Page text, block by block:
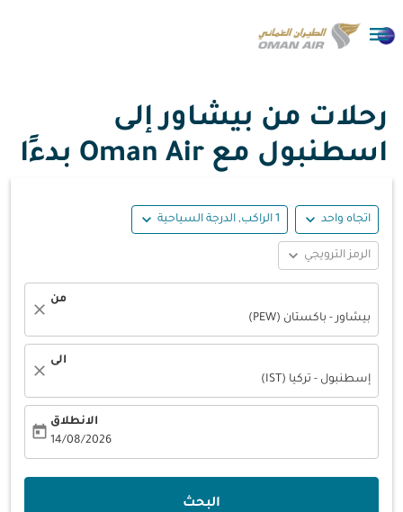

رحلات من بيشاور إلى
اسطنبول مع Oman Air بدءًا
اتجاه واحد expand_more 1 الراكب, الدرجة السياحية expand_more
الرمز الترويجي expand_more
من
بيشاور - باكستان (PEW)
close
الى
إسطنبول - تركيا (IST)
close
الانطلاق
14/08/2026
today
البحث